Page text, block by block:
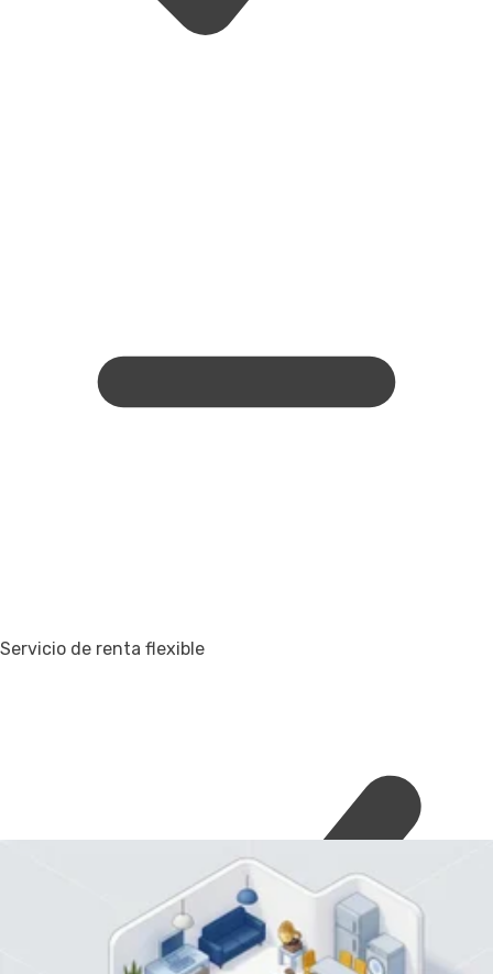
Servicio de renta flexible